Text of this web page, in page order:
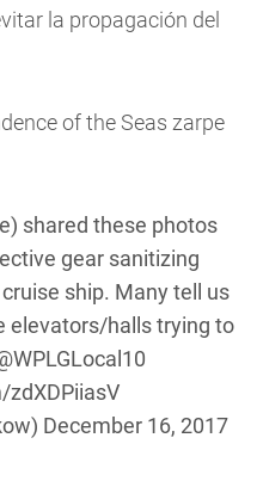
la propagación del
of the Seas zarpe
) shared these photos
gear sanitizing
ship. Many tell us
elevators/halls trying to
December 16, 2017